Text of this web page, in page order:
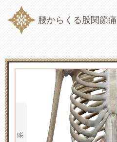
腰からくる股関節痛